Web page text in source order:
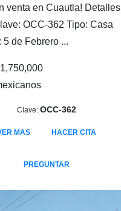
venta en Cuautla! Detalles
OCC-362 Tipo: Casa
5 de Febrero ...
Clave: OCC-362
MAS HACER CITA
PREGUNTAR